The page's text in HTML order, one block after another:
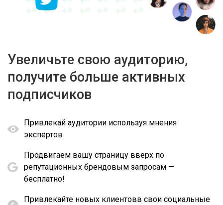
Увеличьте свою аудиторию,
получите больше активных
подписчиков
Привлекай аудитории используя мнения
экспертов
Продвигаем вашу страницу вверх по
репутационных брендовым запросам —
бесплатно!
Привлекайте новых клиентовв свои социальные